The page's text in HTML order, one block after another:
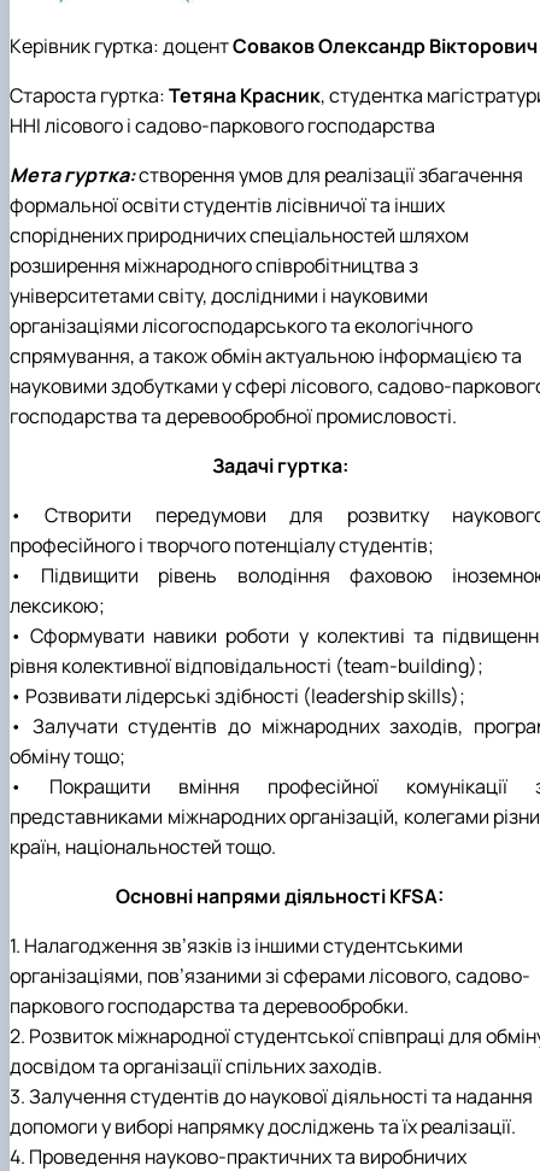
Керівник гуртка: доцентСоваков Олександр Вікторович
Староста гуртка:Тетяна Красник, студентка
ННІ лісового і садово-паркового господарства
Мета гуртка:створення умов для реалізації збагачення
формальної освіти студентів лісівничої та інших
споріднених природничих спеціальностей шляхом
розширення міжнародного співробітництва з
університетами світу, дослідними і науковими
організаціями лісогосподарського та екологічного
спрямування, а також обмін актуальною інформацією та
науковими здобутками у сфері лісового, садово-
господарства та деревообробної промисловості.
Задачі гуртка:
• Створити передумови для розвитку
професійного і творчого потенціалу студентів;
• Підвищити рівень володіння фаховою
лексикою;
• Сформувати навики роботи у колективі та
рівня колективної відповідальності (team-building);
• Розвивати лідерські здібності (leadership skills);
• Залучати студентів до міжнародних заходів,
обміну тощо;
• Покращити вміння професійної комунікації
представниками міжнародних організацій, колегами
країн, національностей тощо.
Основні напрями діяльності KFSA:
1. Налагодження зв’язків із іншими студентськими
організаціями, пов’язаними зі сферами лісового, садово-
паркового господарства та деревообробки.
2. Розвиток міжнародної студентської співпраці для
досвідом та організації спільних заходів.
3. Залучення студентів до наукової діяльності та надання
допомоги у виборі напрямку досліджень та їх реалізації.
4. Проведення науково-практичних та виробничих